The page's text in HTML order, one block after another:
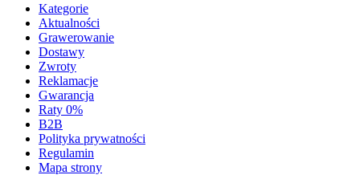
Kategorie
Aktualności
Grawerowanie
Dostawy
Zwroty
Reklamacje
Gwarancja
Raty 0%
B2B
Polityka prywatności
Regulamin
Mapa strony